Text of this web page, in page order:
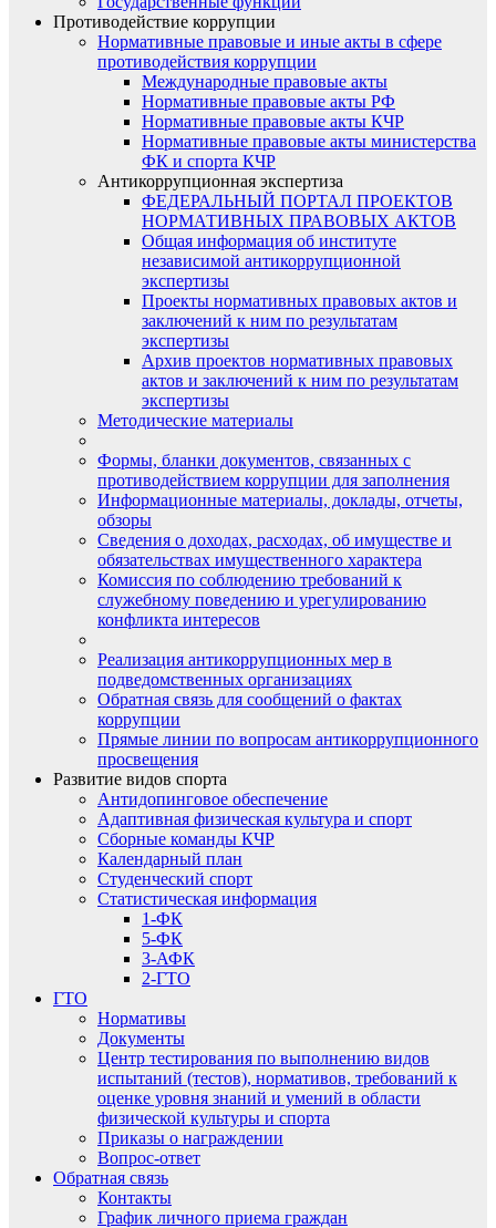
Противодействие коррупции
Нормативные правовые и иные акты в сфере
противодействия коррупции
Международные правовые акты
Нормативные правовые акты РФ
Нормативные правовые акты КЧР
Нормативные правовые акты министерства
ФК и спорта КЧР
Антикоррупционная экспертиза
ФЕДЕРАЛЬНЫЙ ПОРТАЛ ПРОЕКТОВ
НОРМАТИВНЫХ ПРАВОВЫХ АКТОВ
Общая информация об институте
независимой антикоррупционной
экспертизы
Проекты нормативных правовых актов и
заключений к ним по результатам
экспертизы
Архив проектов нормативных правовых
актов и заключений к ним по результатам
экспертизы
Методические материалы
Формы, бланки документов, связанных с
противодействием коррупции для заполнения
Информационные материалы, доклады, отчеты,
обзоры
Сведения о доходах, расходах, об имуществе и
обязательствах имущественного характера
Комиссия по соблюдению требований к
служебному поведению и урегулированию
конфликта интересов
Реализация антикоррупционных мер в
подведомственных организациях
Обратная связь для сообщений о фактах
коррупции
Прямые линии по вопросам антикоррупционного
просвещения
Развитие видов спорта
Антидопинговое обеспечение
Адаптивная физическая культура и спорт
Сборные команды КЧР
Календарный план
Студенческий спорт
Статистическая информация
1-ФК
5-ФК
3-АФК
2-ГТО
ГТО
Нормативы
Документы
Центр тестирования по выполнению видов
испытаний (тестов), нормативов, требований к
оценке уровня знаний и умений в области
физической культуры и спорта
Приказы о награждении
Вопрос-ответ
Обратная связь
Контакты
График личного приема граждан